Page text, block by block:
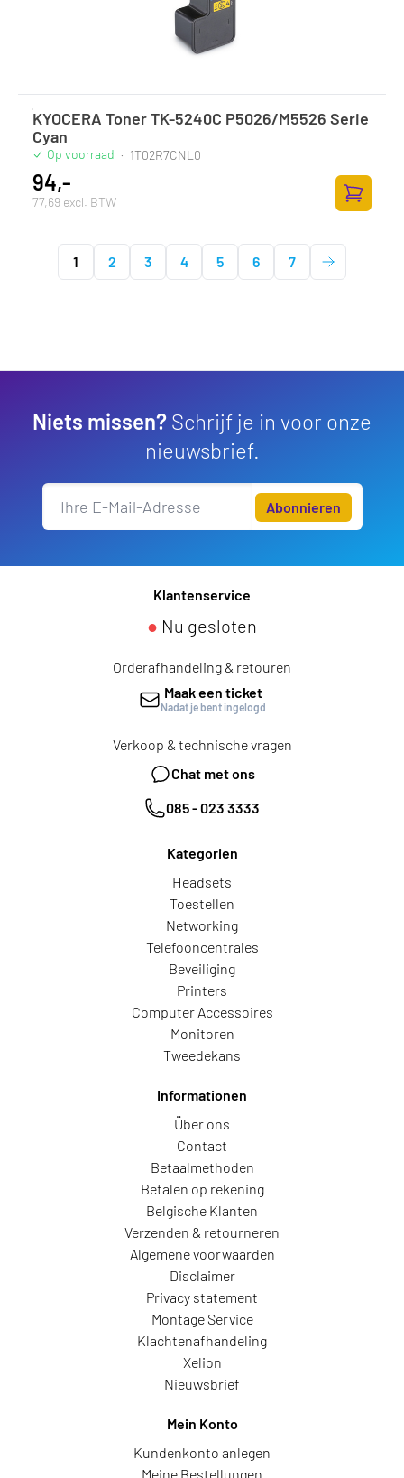
KYOCERA Toner TK-5240C P5026/M5526 Serie
Cyan
Op voorraad · 1T02R7CNL0
94,-
77,69 excl. BTW
Zum
1 2 3 4 5 6 7
Niets missen? Schrijf je in voor onze
nieuwsbrief.
Abonnieren
Klantenservice
● Nu gesloten
Orderafhandeling & retouren
Maak een ticket
Nadat je bent ingelogd
Verkoop & technische vragen
Chat met ons
085 - 023 3333
Kategorien
Headsets
Toestellen
Networking
Telefooncentrales
Beveiliging
Printers
Computer Accessoires
Monitoren
Tweedekans
Informationen
Über ons
Contact
Betaalmethoden
Betalen op rekening
Belgische Klanten
Verzenden & retourneren
Algemene voorwaarden
Disclaimer
Privacy statement
Montage Service
Klachtenafhandeling
Xelion
Nieuwsbrief
Mein Konto
Kundenkonto anlegen
Meine Bestellungen